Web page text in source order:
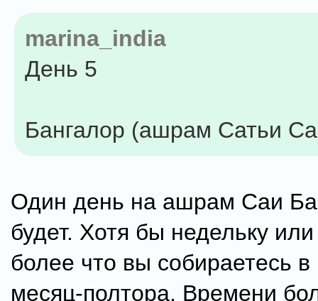
marina_india
День 5
Бангалор (ашрам Сатьи
Один день на ашрам Саи
будет. Хотя бы недельку
более что вы собираетесь
месяц-полтора. Времени